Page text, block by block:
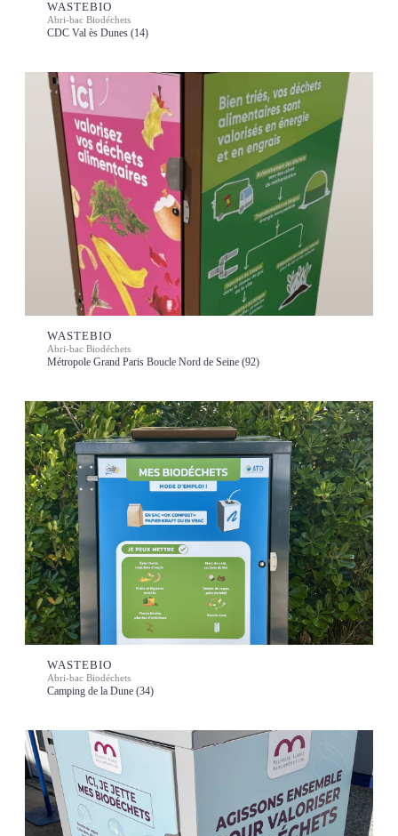
WASTEBIO
Abri-bac Biodéchets
CDC Val ès Dunes (14)
WASTEBIO
Abri-bac Biodéchets
Métropole Grand Paris Boucle Nord de Seine (92)
WASTEBIO
Abri-bac Biodéchets
Camping de la Dune (34)